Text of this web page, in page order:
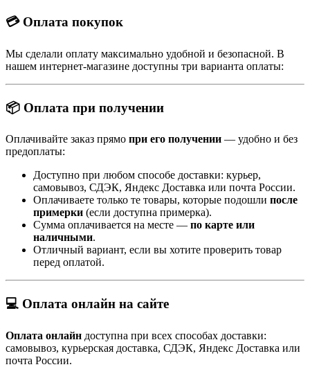
💳 Оплата покупок
Мы сделали оплату максимально удобной и безопасной. В
нашем интернет-магазине доступны три варианта оплаты:
📦 Оплата при получении
Оплачивайте заказ прямо при его получении — удобно и без
предоплаты:
Доступно при любом способе доставки: курьер,
самовывоз, СДЭК, Яндекс Доставка или почта России.
Оплачиваете только те товары, которые подошли после
примерки (если доступна примерка).
Сумма оплачивается на месте — по карте или
наличными.
Отличный вариант, если вы хотите проверить товар
перед оплатой.
💻 Оплата онлайн на сайте
Оплата онлайн доступна при всех способах доставки:
самовывоз, курьерская доставка, СДЭК, Яндекс Доставка или
почта России.